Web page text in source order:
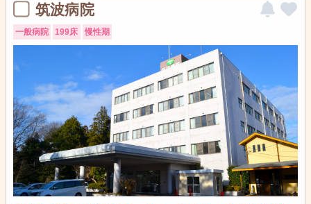
筑波病院
一般病院 199床 慢性期